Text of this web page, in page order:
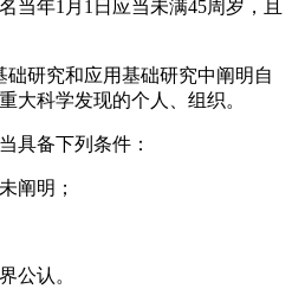
当年1月1日应当未满45周岁，且
础研究和应用基础研究中阐明自
大科学发现的个人、组织。
具备下列条件：
阐明；
公认。